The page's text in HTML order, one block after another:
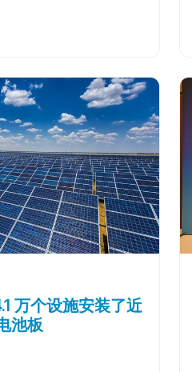
万个设施安装了近
池板